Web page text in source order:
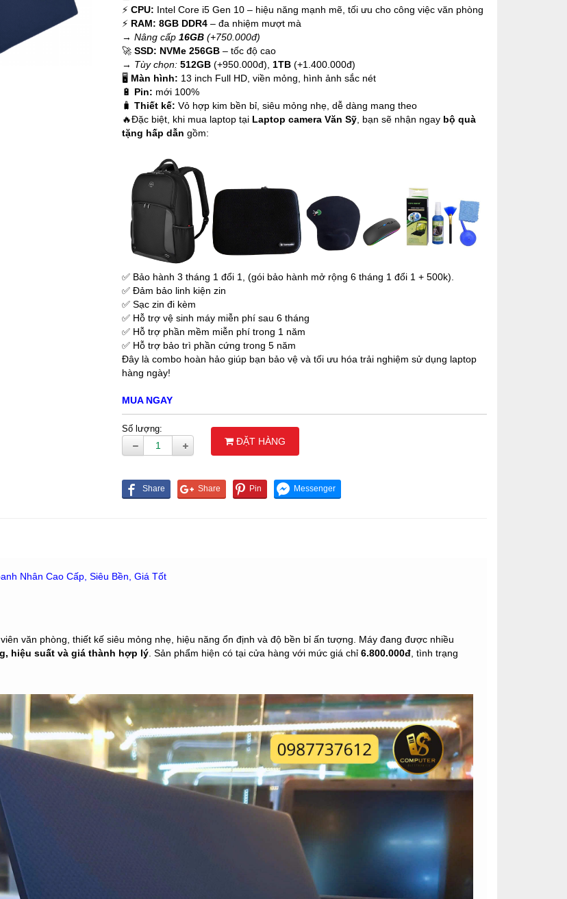
LOA SOUNDMAX
⚡CPU: Intel Core i5 Gen 10 – hiệu năng mạnh mẽ, tối ưu cho công việc văn phòng
⚡ RAM: 8GB DDR4 – đa nhiệm mượt mà
→Nâng cấp16GB (+750.000đ)
🚀SSD: NVMe 256GB – tốc độ cao
→ Tùy chọn: 512GB (+950.000đ), 1TB (+1.400.000đ)
🖥️ Màn hình: 13 inch Full HD, viền mỏng, hình ảnh sắc nét
🔋 Pin: mới 100%
🧳Thiết kế: Vỏ hợp kim bền bỉ, siêu mỏng nhẹ, dễ dàng mang theo
🔥Đặc biệt, khi mua laptop tại Laptop camera Văn Sỹ , bạn sẽ nhận ngay bộ quà
tặng hấp dẫn gồm:
✅ Bảo hành 3 tháng 1 đổi 1, (gói bảo hành mở rộng 6 tháng 1 đổi 1 + 500k).
✅ Đảm bảo linh kiện zin
✅ Sạc zin đi kèm
✅ Hỗ trợ vệ sinh máy miễn phí sau 6 tháng
✅ Hỗ trợ phần mềm miễn phí trong 1 năm
✅ Hỗ trợ bảo trì phần cứng trong 5 năm
Đây là combo hoàn hảo giúp bạn bảo vệ và tối ưu hóa trải nghiệm sử dụng laptop
hàng ngày!
MUA NGAY
Số lượng:
ĐẶT HÀNG
Nhân Cao Cấp, Siêu Bền, Giá Tốt
văn phòng, thiết kế siêu mỏng nhẹ, hiệu năng ổn định và độ bền bỉ ấn tượng. Máy đang được nhiều
hiệu suất và giá thành hợp lý . Sản phẩm hiện có tại cửa hàng với mức giá chỉ 6.800.000đ , tình trạng